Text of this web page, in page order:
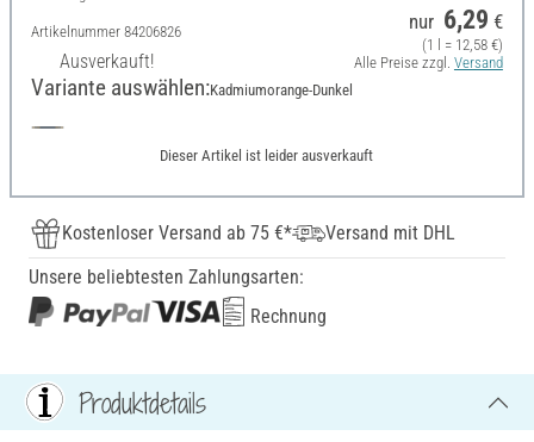
Artikelnummer 84206826
Ausverkauft!
nur 6,29 €
(1 l = 12,58 €)
Alle Preise zzgl. Versand
Variante auswählen:Kadmiumorange-Dunkel
Dieser Artikel ist leider ausverkauft
Kostenloser Versand ab 75 €*
Versand mit DHL
Unsere beliebtesten Zahlungsarten:
Rechnung
Produktdetails